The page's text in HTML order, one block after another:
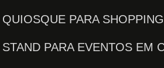
QUIOSQUE PARA
STAND PARA EVENTOS EM